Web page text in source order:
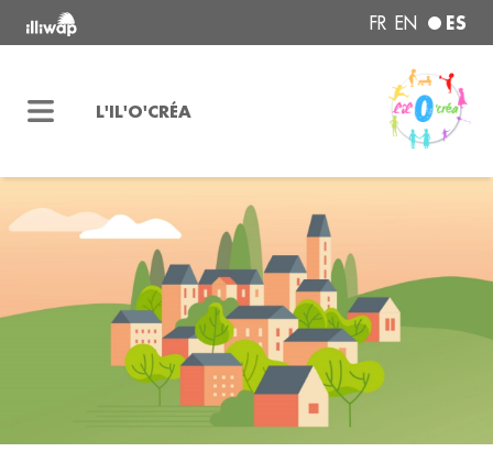
FR EN ES
L'IL'O'CRÉA